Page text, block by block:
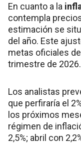
En cuanto a la
contempla
estimación se
del año. Este
metas oficiales
trimestre de 2026.
Los analistas
que perfiraría el
los próximos
régimen de
2,5%; abril con